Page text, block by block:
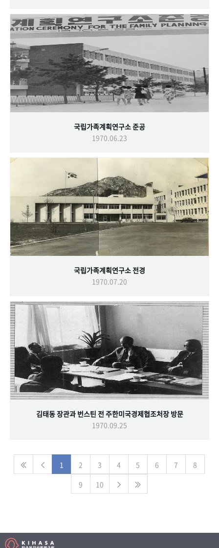
국립가족계획연구소 준공
1970.06.23
국립가족계획연구소 전경
1970.07.20
김태동 장관과 번스틴 전 주한미국경제협조처장 방문
1970.09.25
1 2 3 4 5 6 7
8
9
10